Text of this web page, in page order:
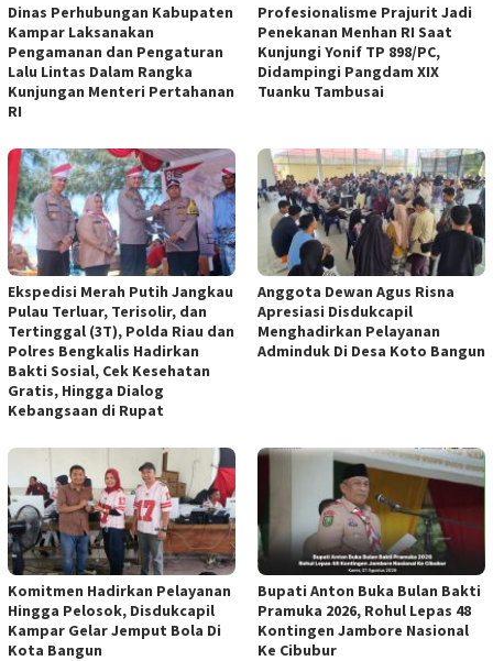
Dinas Perhubungan Kabupaten
Kampar Laksanakan
Pengamanan dan Pengaturan
Lalu Lintas Dalam Rangka
Kunjungan Menteri Pertahanan
RI
Profesionalisme Prajurit Jadi
Penekanan Menhan RI Saat
Kunjungi Yonif TP 898/PC,
Didampingi Pangdam XIX
Tuanku Tambusai
Ekspedisi Merah Putih Jangkau
Pulau Terluar, Terisolir, dan
Tertinggal (3T), Polda Riau dan
Polres Bengkalis Hadirkan
Bakti Sosial, Cek Kesehatan
Gratis, Hingga Dialog
Kebangsaan di Rupat
Anggota Dewan Agus Risna
Apresiasi Disdukcapil
Menghadirkan Pelayanan
Adminduk Di Desa Koto Bangun
Komitmen Hadirkan Pelayanan
Hingga Pelosok, Disdukcapil
Kampar Gelar Jemput Bola Di
Kota Bangun
Bupati Anton Buka Bulan Bakti
Pramuka 2026, Rohul Lepas 48
Kontingen Jambore Nasional
Ke Cibubur